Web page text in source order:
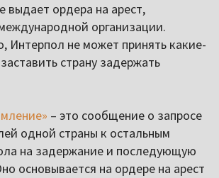
выдает ордера на арест,
организации.
Интерпол не может принять какие-
страну задержать
– это сообщение о запросе
одной страны к остальным
на задержание и последующую
основывается на ордере на арест